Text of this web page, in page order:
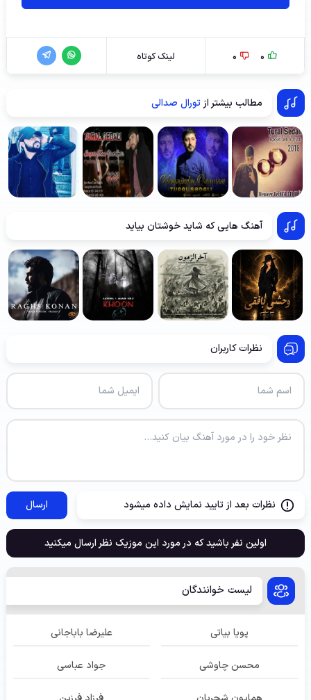
0
0 لینک کوتاه
مطالب بیشتر از تورال صدالی
آهنگ هایی که شاید خوشتان بیاید
نظرات کاربران
نظرات بعد از تایید نمایش داده میشود ارسال
اولین نفر باشید که در مورد این موزیک نظر ارسال میکنید
لیست خوانندگان
پویا بیاتی علیرضا باباجانی
محسن چاوشی جواد عباسی